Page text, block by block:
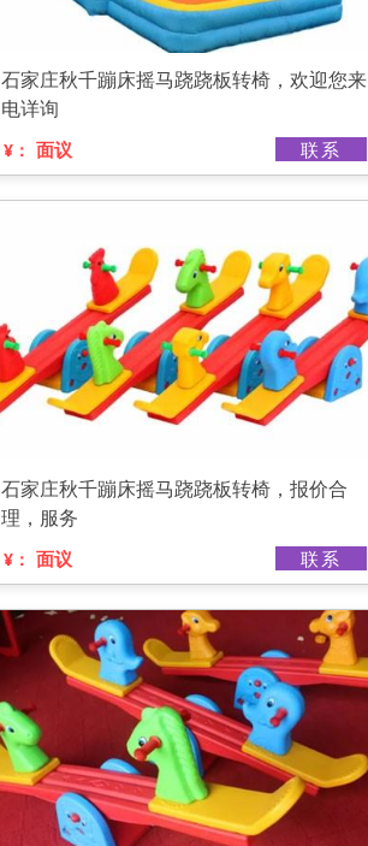
石家庄秋千蹦床摇马跷跷板转椅，欢迎您来
电详询
¥： 面议 联系
石家庄秋千蹦床摇马跷跷板转椅，报价合
理，服务
¥： 面议 联系